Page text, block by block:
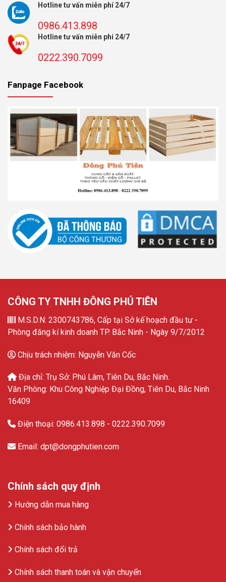
Hotline tư vấn miễn phí 24/7
0986.413.898
Hotline tư vấn miễn phí 24/7
0222.390.7099
Fanpage Facebook
CÔNG TY TNHH ĐÔNG PHÚ TIÊN
M.S.D.N: 2300743786, Cấp tại Sở kế hoạch đầu tư -
Phòng đăng kí kinh doanh TP. Bắc Ninh - Ngày 9/7/2012
Chịu trách nhiệm: Nguyễn Văn Cốc
Địa chỉ: Trụ Sở: Phú Lâm, Tiên Du, Bắc Ninh.
Văn Phòng: Khu Công Nghiệp Đại Đồng, Tiên Du, Bắc Ninh
16409
Điện thoại: 0986.413.898 - 0222.390.7099
Email: dpt@dongphutien.com
Chính sách quy định
Hướng dẫn mua hàng
Chính sách bảo hành
Chính sách đổi trả
Chính sách thanh toán và vận chuyển